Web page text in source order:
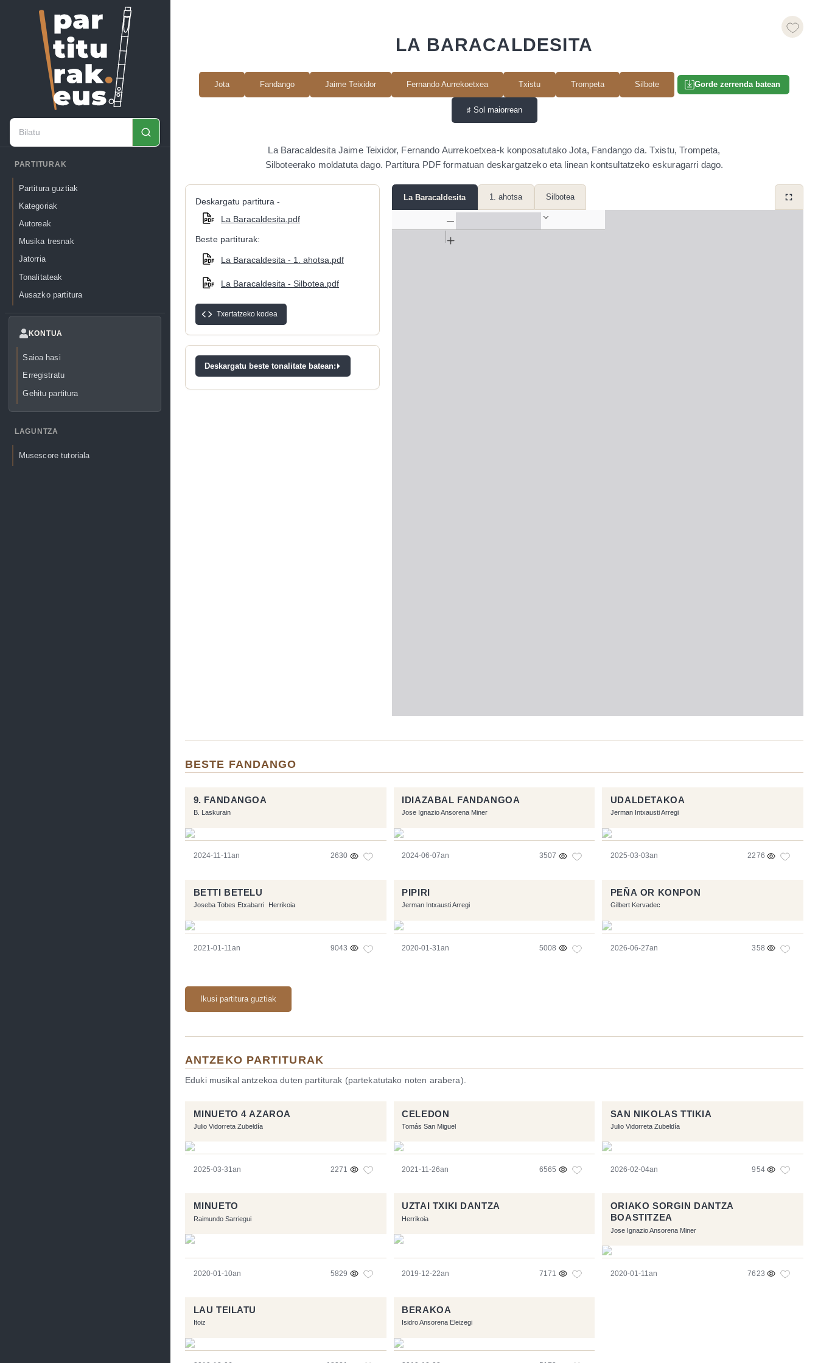
PARTITURAK
Partitura guztiak
Kategoriak
Autoreak
Musika tresnak
Jatorria
Tonalitateak
Ausazko partitura
KONTUA
Saioa hasi
Erregistratu
Gehitu partitura
LAGUNTZA
Musescore tutoriala
LA BARACALDESITA
Jota Fandango Jaime Teixidor Fernando Aurrekoetxea Txistu Trompeta Silbote Gorde zerrenda batean
♯Sol maiorrean
La Baracaldesita Jaime Teixidor, Fernando Aurrekoetxea-k konposatutako Jota, Fandango da. Txistu, Trompeta,
Silboteerako moldatuta dago. Partitura PDF formatuan deskargatzeko eta linean kontsultatzeko eskuragarri dago.
Deskargatu partitura -
La Baracaldesita.pdf
Beste partiturak:
La Baracaldesita - 1. ahotsa.pdf
La Baracaldesita - Silbotea.pdf
Txertatzeko kodea
Deskargatu beste tonalitate batean:
La Baracaldesita 1. ahotsa Silbotea
BESTE FANDANGO
9. FANDANGOA
B. Laskurain
2024-11-11an 2630
IDIAZABAL FANDANGOA
Jose Ignazio Ansorena Miner
2024-06-07an 3507
UDALDETAKOA
Jerman Intxausti Arregi
2025-03-03an 2276
BETTI BETELU
Joseba Tobes Etxabarri Herrikoia
2021-01-11an 9043
PIPIRI
Jerman Intxausti Arregi
2020-01-31an 5008
PEÑA OR KONPON
Gilbert Kervadec
2026-06-27an 358
Ikusi partitura guztiak
ANTZEKO PARTITURAK
Eduki musikal antzekoa duten partiturak (partekatutako noten arabera).
MINUETO 4 AZAROA
Julio Vidorreta Zubeldía
2025-03-31an 2271
CELEDON
Tomás San Miguel
2021-11-26an 6565
SAN NIKOLAS TTIKIA
Julio Vidorreta Zubeldía
2026-02-04an 954
MINUETO
Raimundo Sarriegui
2020-01-10an 5829
UZTAI TXIKI DANTZA
Herrikoia
2019-12-22an 7171
ORIAKO SORGIN DANTZA
BOASTITZEA
Jose Ignazio Ansorena Miner
2020-01-11an 7623
LAU TEILATU
Itoiz
BERAKOA
Isidro Ansorena Eleizegi